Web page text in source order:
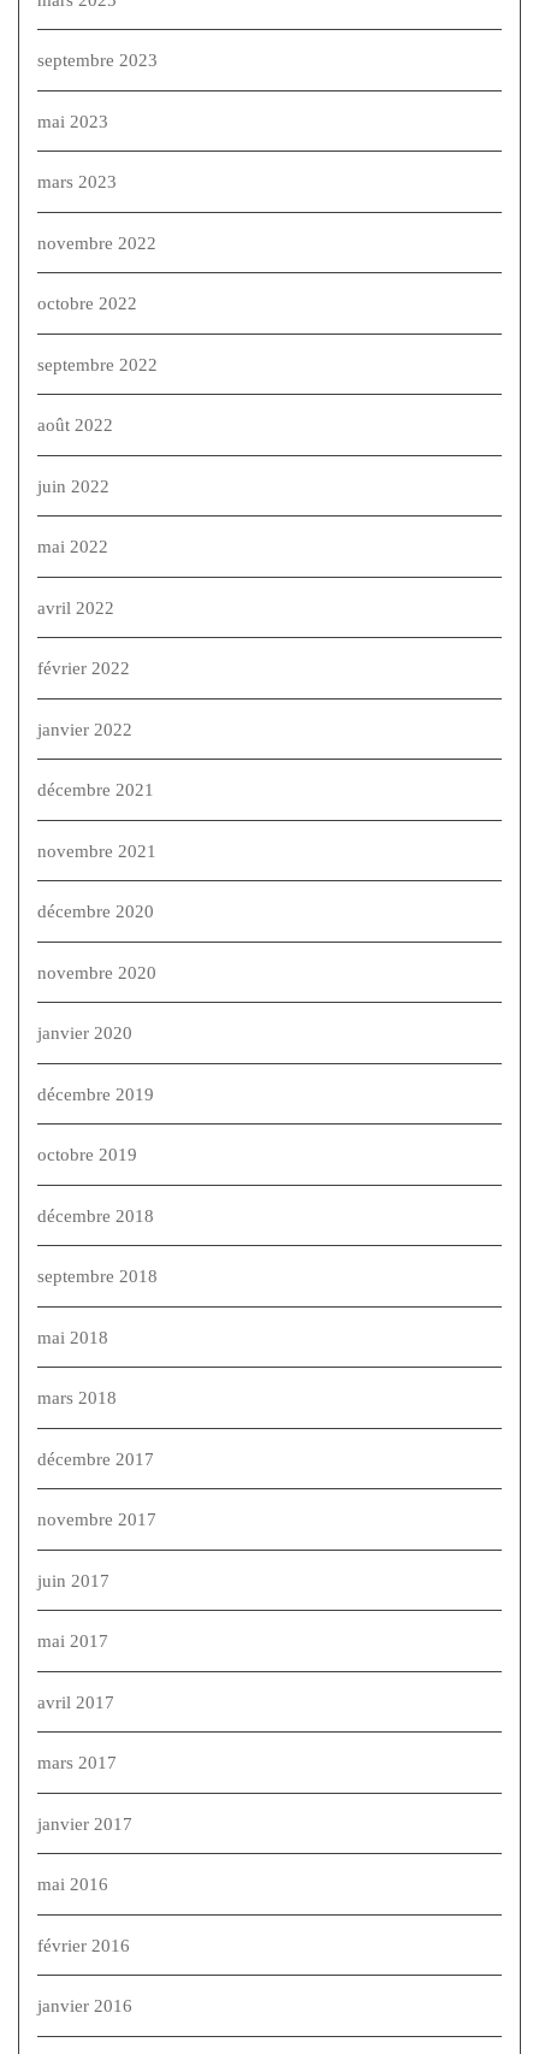
septembre 2023
mai 2023
mars 2023
novembre 2022
octobre 2022
septembre 2022
août 2022
juin 2022
mai 2022
avril 2022
février 2022
janvier 2022
décembre 2021
novembre 2021
décembre 2020
novembre 2020
janvier 2020
décembre 2019
octobre 2019
décembre 2018
septembre 2018
mai 2018
mars 2018
décembre 2017
novembre 2017
juin 2017
mai 2017
avril 2017
mars 2017
janvier 2017
mai 2016
février 2016
janvier 2016